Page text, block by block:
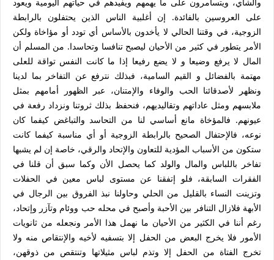
على العروسين بالفائدة. إن أغلبية الناس الذين يحتفلون بالرابطة
الزوجية، في وقتنا الحالي لا يأخدون بالأساس أي تودد أو مؤاخاة ولكن
الأمر يتطور في كثير من الأحيان ليصبح تنافسا وتحاسدا. من المسلم أن
المال لا يرفع وضيعا و لا يضع رفيعا إذا ما كانت النفس تواقة للعلى
مهتمة بالفضائل و القيم السامية، فبذلك نترفع عن التفاخر بما لدينا
ونظهر لأصدقائنا الحب والوفاء والإمتنان، عبر الظهور أمامهم بمثل
ملابسهم ومثل عاداتهم وتقاليديهم، فنحفظ بذلك ثروتنا ونزداد رفعة في
عيونهم. فالمؤخاة مانع أساسي لنا من التحاسد والتباغض كيفما كان
نوعه، فالإحتفال الصحيح بالرابطة الزوجية أو أي مناسبة كيفما كانت
ستكون من الأسباب المؤدية للتعاون والإتحاد والرقي، خاصة إن لم يشبها
تفاخر باللباس والمال والولد كما يحصل الأن وكما سبق أن قلنا في
الفقرات السابقة، فلو إتفقنا عن مستوى لباس معين في الحفلات
وتزينت النساء بالقليل من الحلي وحاولنا نبذ الفروق بين الرجال في
الأبهة فلازال التنافر بين الأحبة وأصبح في محله حب ووئام وتآزر وإتحاد،
رغم أننا في الكثير من الأحيان ما نهمل هذا الأمر ونجعله من ثانويات
الأمور فلا يخرج البعض من الحفل إلا بتسفيه لأخيه والإنتقاص منه ولا
تخرج الفتاة من الحفل إلا وتذم لباس مثيلاتها وتنتقص من ذوقهن،